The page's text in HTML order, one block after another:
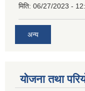
मिति: 06/27/2023 -
अन्य
योजना तथा